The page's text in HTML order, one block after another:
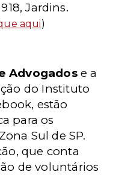
Jardins.
aqui)
Advogadose a
do Instituto
estão
para os
Sul de SP.
que conta
de voluntários